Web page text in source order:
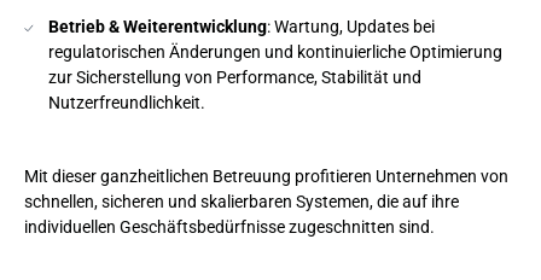
Betrieb & Weiterentwicklung: Wartung, Updates bei
regulatorischen Änderungen und kontinuierliche Optimierung
zur Sicherstellung von Performance, Stabilität und
Nutzerfreundlichkeit.
Mit dieser ganzheitlichen Betreuung profitieren Unternehmen von
schnellen, sicheren und skalierbaren Systemen, die auf ihre
individuellen Geschäftsbedürfnisse zugeschnitten sind.